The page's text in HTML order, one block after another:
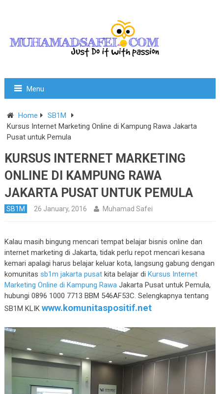
Menu
Home
SB1M
Kursus Internet Marketing Online di Kampung Rawa Jakarta
Pusat untuk Pemula
KURSUS INTERNET MARKETING
ONLINE DI KAMPUNG RAWA
JAKARTA PUSAT UNTUK PEMULA
SB1M 26 January, 2016 Muhamad Safei
Kalau masih bingung mencari tempat belajar bisnis online dan
internet marketing di Jakarta, tidak perlu repot mencari kesana
kemari apalagi harus belajar keluar kota, langsung gabung dengan
komunitas sb1m jakarta pusatkita belajar di Kursus Internet
Marketing Online di Kampung RawaJakarta Pusat untuk Pemula,
hubungi 0896 1000 7713 BBM 546AF53C. Selengkapnya tentang
SB1M KLIK www.komunitaspositif.net